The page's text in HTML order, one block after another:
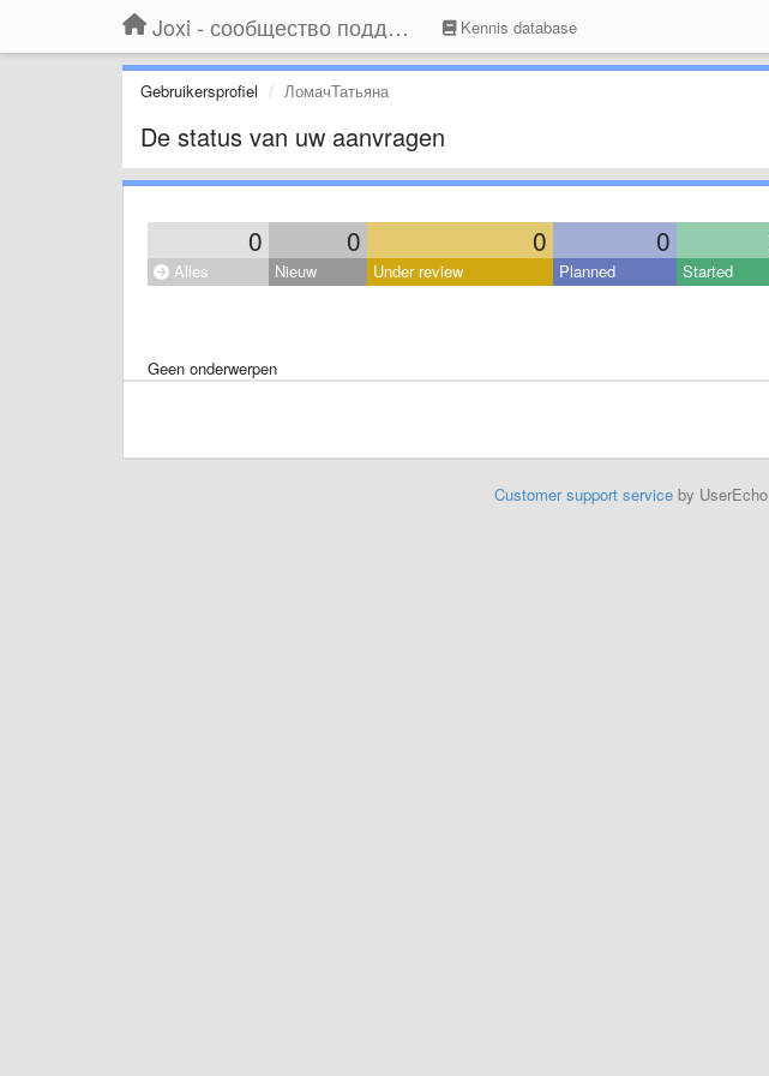
Joxi - сообщество поддержки Kennis database
Gebruikersprofiel ЛомачТатьяна
De status van uw aanvragen
0 0 0 0
Alles Nieuw Under review Planned Started
Geen onderwerpen
Customer support serviceby UserEcho